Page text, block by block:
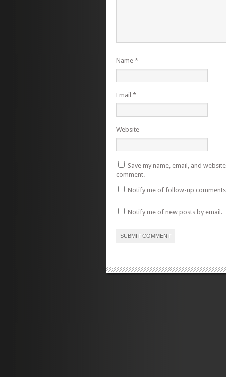
Name *
Email *
Website
Save my name, email, and
comment.
Notify me of follow-up
Notify me of new posts by email.